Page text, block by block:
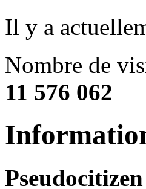
Il y a
Nombre de
11 576 062
Pseudocitizen